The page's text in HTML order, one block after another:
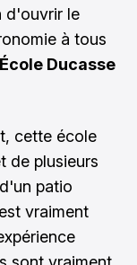
d'ouvrir le
à tous
Ducasse
cette école
de plusieurs
patio
vraiment